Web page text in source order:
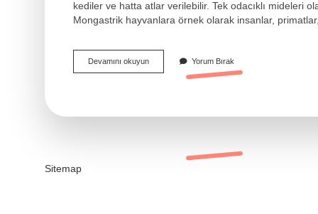
kediler ve hatta atlar verilebilir. Tek odacıklı mideleri
Mongastrik hayvanlara örnek olarak insanlar,
Devamını okuyunBuzağı
Geviş
Yorum Bırak
Sitemap